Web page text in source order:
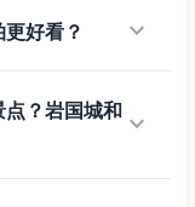
好看？ keyboard_arrow_down
？岩国城和 keyboard_arrow_down